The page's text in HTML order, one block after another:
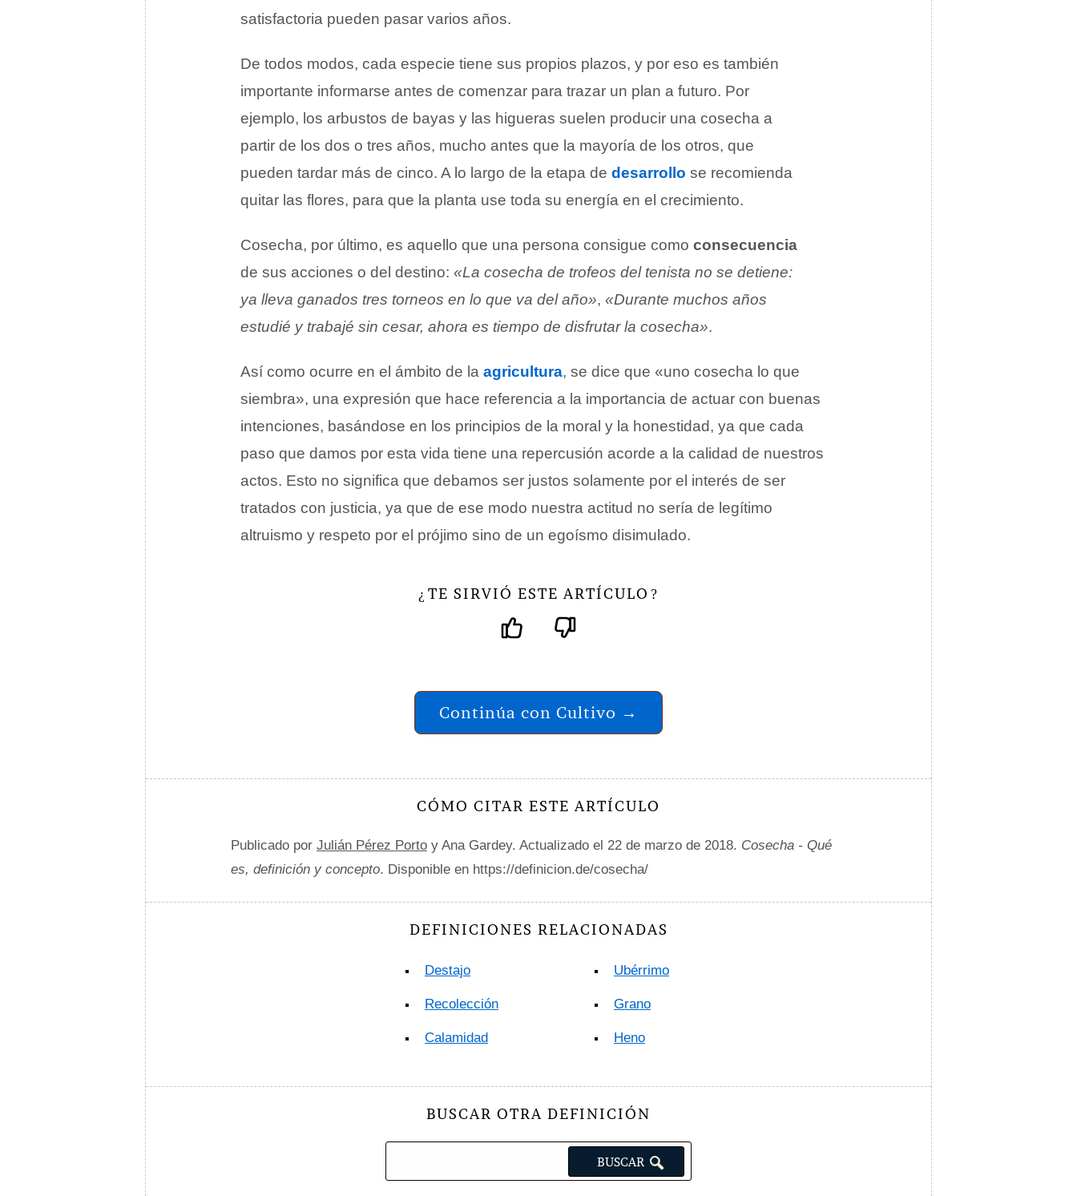
satisfactoria pueden pasar varios años.
De todos modos, cada especie tiene sus propios plazos, y por eso es también
importante informarse antes de comenzar para trazar un plan a futuro. Por
ejemplo, los arbustos de bayas y las higueras suelen producir una cosecha a
partir de los dos o tres años, mucho antes que la mayoría de los otros, que
pueden tardar más de cinco. A lo largo de la etapa de desarrollo se recomienda
quitar las flores, para que la planta use toda su energía en el crecimiento.
Cosecha, por último, es aquello que una persona consigue como consecuencia
de sus acciones o del destino: «La cosecha de trofeos del tenista no se detiene:
ya lleva ganados tres torneos en lo que va del año», «Durante muchos años
estudié y trabajé sin cesar, ahora es tiempo de disfrutar la cosecha».
Así como ocurre en el ámbito de la agricultura, se dice que «uno cosecha lo que
siembra», una expresión que hace referencia a la importancia de actuar con buenas
intenciones, basándose en los principios de la moral y la honestidad, ya que cada
paso que damos por esta vida tiene una repercusión acorde a la calidad de nuestros
actos. Esto no significa que debamos ser justos solamente por el interés de ser
tratados con justicia, ya que de ese modo nuestra actitud no sería de legítimo
altruismo y respeto por el prójimo sino de un egoísmo disimulado.
¿ TE SIRVIÓ ESTE ARTÍCULO ?
Continúa con Cultivo →
CÓMO CITAR ESTE ARTÍCULO
Publicado por Julián Pérez Porto y Ana Gardey. Actualizado el 22 de marzo de 2018. Cosecha - Qué
es, definición y concepto. Disponible en https://definicion.de/cosecha/
DEFINICIONES RELACIONADAS
Destajo
Recolección
Calamidad
Ubérrimo
Grano
Heno
BUSCAR OTRA DEFINICIÓN